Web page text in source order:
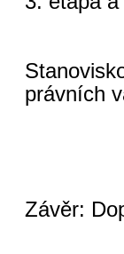
právních
Závěr: